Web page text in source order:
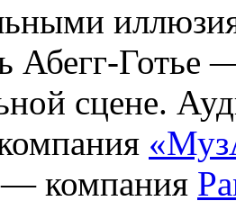
Абегг-Готье
сцене.
— компания